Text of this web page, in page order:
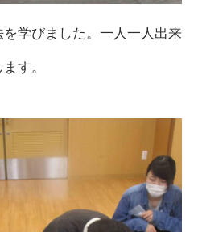
学びました。一人一人出来
す。